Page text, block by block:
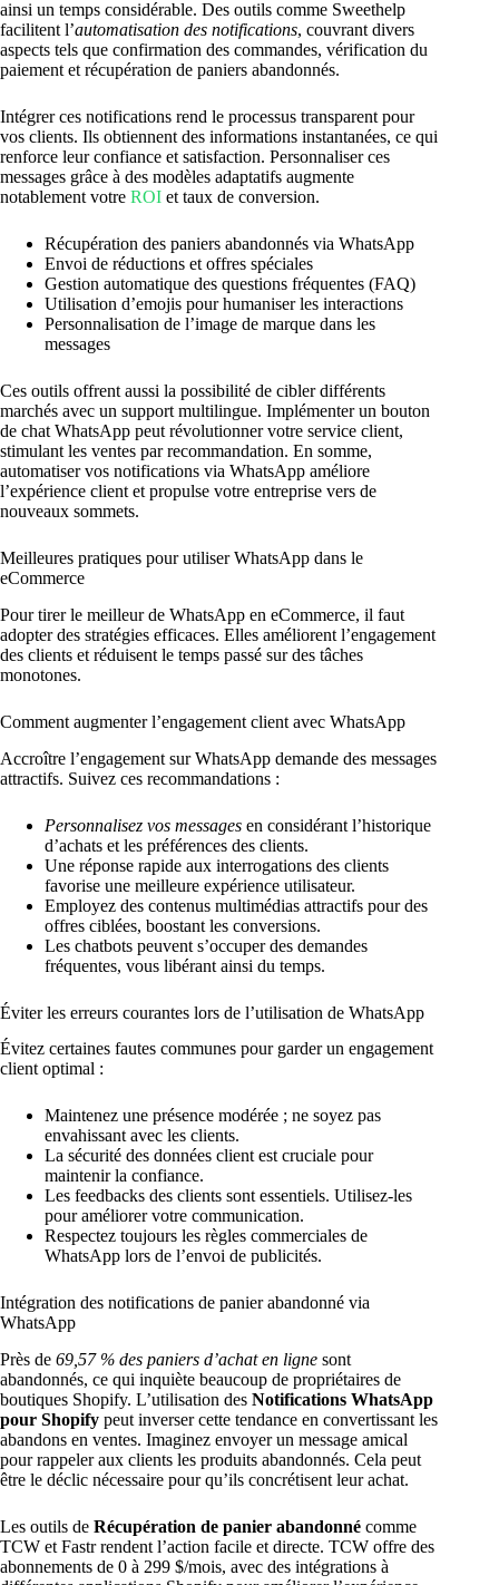
ainsi un temps considérable. Des outils comme Sweethelp
facilitent l’automatisation des notifications, couvrant divers
aspects tels que confirmation des commandes, vérification du
paiement et récupération de paniers abandonnés.
Intégrer ces notifications rend le processus transparent pour
vos clients. Ils obtiennent des informations instantanées, ce qui
renforce leur confiance et satisfaction. Personnaliser ces
messages grâce à des modèles adaptatifs augmente
notablement votre ROI et taux de conversion.
Récupération des paniers abandonnés via WhatsApp
Envoi de réductions et offres spéciales
Gestion automatique des questions fréquentes (FAQ)
Utilisation d’emojis pour humaniser les interactions
Personnalisation de l’image de marque dans les
messages
Ces outils offrent aussi la possibilité de cibler différents
marchés avec un support multilingue. Implémenter un bouton
de chat WhatsApp peut révolutionner votre service client,
stimulant les ventes par recommandation. En somme,
automatiser vos notifications via WhatsApp améliore
l’expérience client et propulse votre entreprise vers de
nouveaux sommets.
Meilleures pratiques pour utiliser WhatsApp dans le
eCommerce
Pour tirer le meilleur de WhatsApp en eCommerce, il faut
adopter des stratégies efficaces. Elles améliorent l’engagement
des clients et réduisent le temps passé sur des tâches
monotones.
Comment augmenter l’engagement client avec WhatsApp
Accroître l’engagement sur WhatsApp demande des messages
attractifs. Suivez ces recommandations :
Personnalisez vos messages en considérant l’historique
d’achats et les préférences des clients.
Une réponse rapide aux interrogations des clients
favorise une meilleure expérience utilisateur.
Employez des contenus multimédias attractifs pour des
offres ciblées, boostant les conversions.
Les chatbots peuvent s’occuper des demandes
fréquentes, vous libérant ainsi du temps.
Éviter les erreurs courantes lors de l’utilisation de WhatsApp
Évitez certaines fautes communes pour garder un engagement
client optimal :
Maintenez une présence modérée ; ne soyez pas
envahissant avec les clients.
La sécurité des données client est cruciale pour
maintenir la confiance.
Les feedbacks des clients sont essentiels. Utilisez-les
pour améliorer votre communication.
Respectez toujours les règles commerciales de
WhatsApp lors de l’envoi de publicités.
Intégration des notifications de panier abandonné via
WhatsApp
Près de 69,57 % des paniers d’achat en ligne sont
abandonnés, ce qui inquiète beaucoup de propriétaires de
boutiques Shopify. L’utilisation des Notifications WhatsApp
pour Shopify peut inverser cette tendance en convertissant les
abandons en ventes. Imaginez envoyer un message amical
pour rappeler aux clients les produits abandonnés. Cela peut
être le déclic nécessaire pour qu’ils concrétisent leur achat.
Les outils de Récupération de panier abandonné comme
TCW et Fastr rendent l’action facile et directe. TCW offre des
abonnements de 0 à 299 $/mois, avec des intégrations à